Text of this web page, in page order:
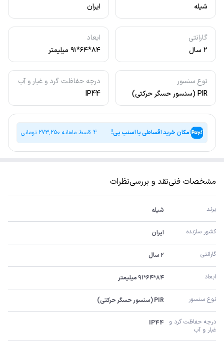
شیله
ایران
گارانتی
۲ سال
ابعاد
۸۴*۶۴*۹۱ میلیمتر
نوع سنسور
PIR (سنسور حسگر حرکتی)
درجه حفاظت گرد و غبار و آب
IP44
امکان خرید اقساطی با اسنپ پی! 4 قسط ماهانه 273,250 تومانی
مشخصات فنینقد و بررسینظرات
برند شیله
کشور سازنده ایران
گارانتی ۲ سال
ابعاد ۸۴*۶۴*۹۱ میلیمتر
نوع سنسور PIR (سنسور حسگر حرکتی)
غبار و آب
IP44